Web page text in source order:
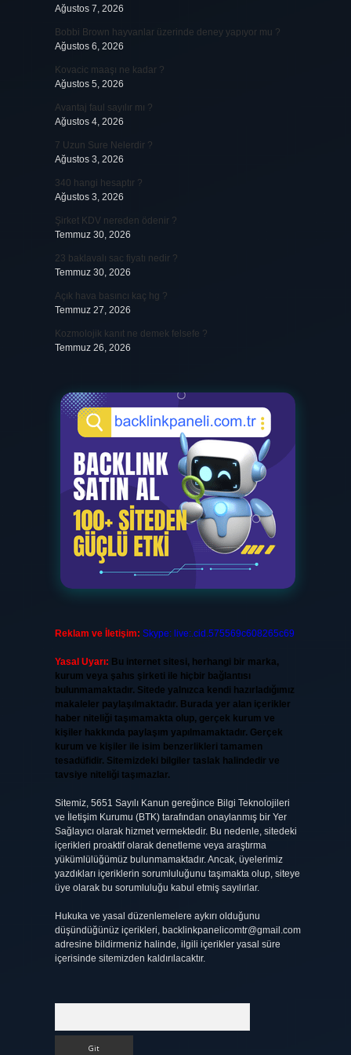
Ağustos 7, 2026
Bobbi Brown hayvanlar üzerinde deney yapıyor mu ?
Ağustos 6, 2026
Kovacic maaşı ne kadar ?
Ağustos 5, 2026
Avantaj faul sayılır mı ?
Ağustos 4, 2026
7 Uzun Sure Nelerdir ?
Ağustos 3, 2026
340 hangi hesaptır ?
Ağustos 3, 2026
Şirket KDV nereden ödenir ?
Temmuz 30, 2026
23 baklavalı sac fiyatı nedir ?
Temmuz 30, 2026
Açık hava basıncı kaç hg ?
Temmuz 27, 2026
Kozmolojik kanıt ne demek felsefe ?
Temmuz 26, 2026
Reklam ve İletişim: Skype: live:.cid.575569c608265c69
Yasal Uyarı: Bu internet sitesi, herhangi bir marka,
kurum veya şahıs şirketi ile hiçbir bağlantısı
bulunmamaktadır. Sitede yalnızca kendi hazırladığımız
makaleler paylaşılmaktadır. Burada yer alan içerikler
haber niteliği taşımamakta olup, gerçek kurum ve
kişiler hakkında paylaşım yapılmamaktadır. Gerçek
kurum ve kişiler ile isim benzerlikleri tamamen
tesadüfidir. Sitemizdeki bilgiler taslak halindedir ve
tavsiye niteliği taşımazlar.
Sitemiz, 5651 Sayılı Kanun gereğince Bilgi Teknolojileri
ve İletişim Kurumu (BTK) tarafından onaylanmış bir Yer
Sağlayıcı olarak hizmet vermektedir. Bu nedenle, sitedeki
içerikleri proaktif olarak denetleme veya araştırma
yükümlülüğümüz bulunmamaktadır. Ancak, üyelerimiz
yazdıkları içeriklerin sorumluluğunu taşımakta olup, siteye
üye olarak bu sorumluluğu kabul etmiş sayılırlar.
Hukuka ve yasal düzenlemelere aykırı olduğunu
düşündüğünüz içerikleri, backlinkpanelicomtr@gmail.com
adresine bildirmeniz halinde, ilgili içerikler yasal süre
içerisinde sitemizden kaldırılacaktır.